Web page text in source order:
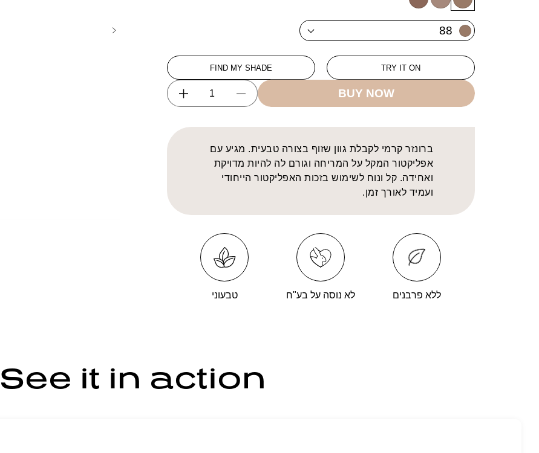
88
89
90
88
FIND MY SHADE TRY IT ON
Decrease
for
Bronzer
Increase
for
Cream
BUY NOW
ברונזר קרמי לקבלת גוון שזוף בצורה טבעית. מגיע עם
אפליקטור המקל על המריחה וגורם לה להיות מדויקת
ואחידה. קל ונוח לשימוש בזכות האפליקטור הייחודי
ועמיד לאורך זמן.
טבעוני לא נוסה על בע"ח ללא פרבנים
See it in action